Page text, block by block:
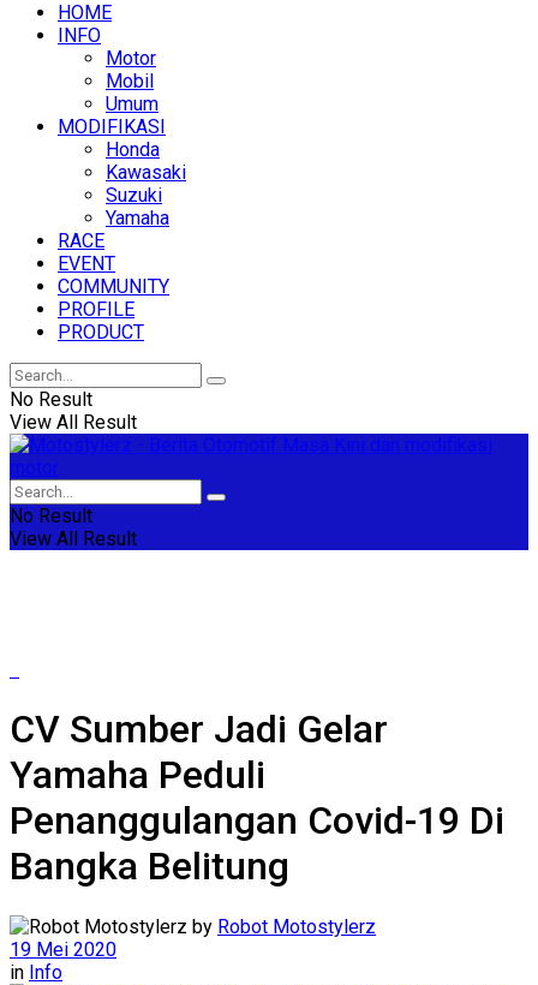
HOME
INFO
Motor
Mobil
Umum
MODIFIKASI
Honda
Kawasaki
Suzuki
Yamaha
RACE
EVENT
COMMUNITY
PROFILE
PRODUCT
No Result
View All Result
No Result
View All Result
CV Sumber Jadi Gelar
Yamaha Peduli
Penanggulangan Covid-19 Di
Bangka Belitung
by Robot Motostylerz
19 Mei 2020
in Info